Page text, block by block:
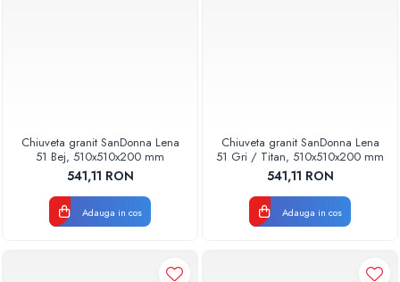
Chiuveta granit SanDonna Lena
51 Bej, 510x510x200 mm
541,11 RON
Adauga in cos
Chiuveta granit SanDonna Lena
51 Gri / Titan, 510x510x200 mm
541,11 RON
Adauga in cos